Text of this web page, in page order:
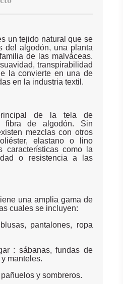
un tejido natural que se
del algodón, una planta
de las malváceas.
transpirabilidad
la convierte en una de
en la industria textil.
de la tela de
fibra de algodón. Sin
mezclas con otros
elastano o lino
características como la
o resistencia a las
una amplia gama de
cuales se incluyen:
pantalones, ropa
: sábanas, fundas de
manteles.
y sombreros.